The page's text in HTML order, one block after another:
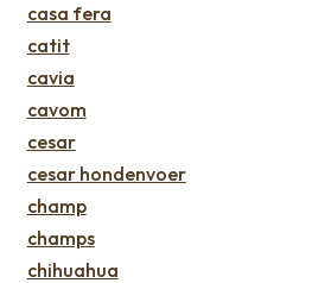
casa fera
catit
cavia
cavom
cesar
cesar hondenvoer
champ
champs
chihuahua